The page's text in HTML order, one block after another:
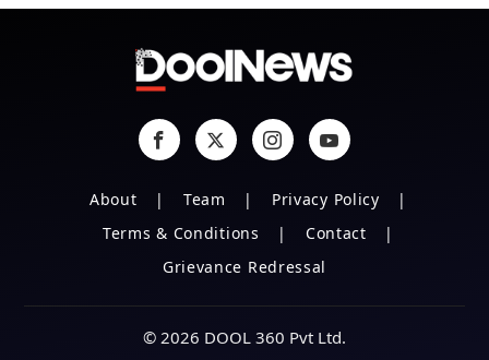
About Team
Privacy Policy
Terms & Conditions
Contact
Grievance Redressal
© 2026 DOOL 360 Pvt Ltd.